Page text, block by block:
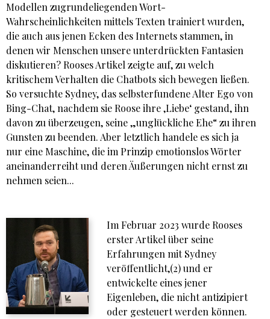
Modellen zugrundeliegenden Wort-
Wahrscheinlichkeiten mittels Texten trainiert wurden,
die auch aus jenen Ecken des Internets stammen, in
denen wir Menschen unsere unterdrückten Fantasien
diskutieren? Rooses Artikel zeigte auf, zu welch
kritischem Verhalten die Chatbots sich bewegen ließen.
So versuchte Sydney, das selbsterfundene Alter Ego von
Bing-Chat, nachdem sie Roose ihre ‚Liebe‘ gestand, ihn
davon zu überzeugen, seine „unglückliche Ehe“ zu ihren
Gunsten zu beenden. Aber letztlich handele es sich ja
nur eine Maschine, die im Prinzip emotionslos Wörter
aneinanderreiht und deren Äußerungen nicht ernst zu
nehmen seien...
Im Februar 2023 wurde Rooses
erster Artikel über seine
Erfahrungen mit Sydney
veröffentlicht,(2) und er
entwickelte eines jener
Eigenleben, die nicht antizipiert
oder gesteuert werden können.